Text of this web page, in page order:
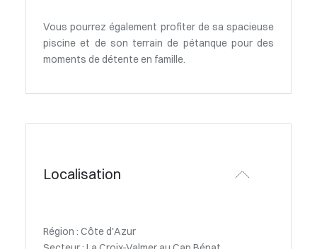
Vous pourrez également profiter de sa spacieuse
piscine et de son terrain de pétanque pour des
moments de détente en famille.
Localisation
Région : Côte d'Azur